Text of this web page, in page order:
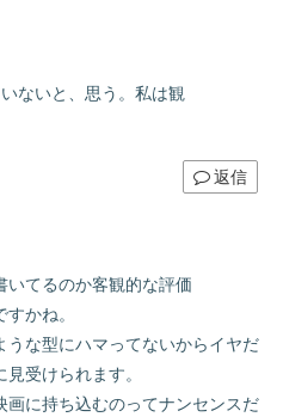
ないと、思う。私は観
返信
いてるのか客観的な評価
かね。
うな型にハマってないからイヤだ
受けられます。
画に持ち込むのってナンセンスだ